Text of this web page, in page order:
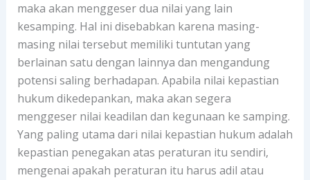
maka akan menggeser dua nilai yang lain
kesamping. Hal ini disebabkan karena masing-
masing nilai tersebut memiliki tuntutan yang
berlainan satu dengan lainnya dan mengandung
potensi saling berhadapan. Apabila nilai kepastian
hukum dikedepankan, maka akan segera
menggeser nilai keadilan dan kegunaan ke samping.
Yang paling utama dari nilai kepastian hukum adalah
kepastian penegakan atas peraturan itu sendiri,
mengenai apakah peraturan itu harus adil atau